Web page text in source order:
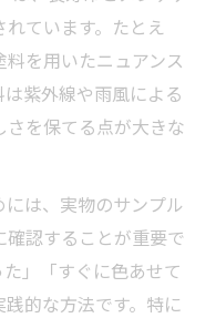
ています。たとえ
を用いたニュアンス
紫外線や雨風による
を保てる点が大きな
は、実物のサンプル
認することが重要で
」「すぐに色あせて
的な方法です。特に